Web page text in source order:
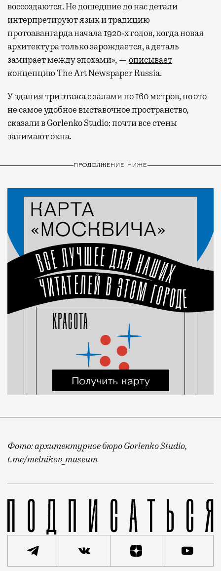
воссоздаются. Не дошедшие до нас детали
интерпретируют язык и традицию
протоавангарда начала 1920‑х годов, когда новая
архитектура только зарождается, а деталь
замирает между эпохами», — описывает
концепцию The Art Newspaper Russia.
У здания три этажа с залами по 160 метров, но это
не самое удобное выставочное пространство,
сказали в Gorlenko Studio: почти все стены
занимают окна.
ПРОДОЛЖЕНИЕ НИЖЕ
Фото: архитектурное бюро Gorlenko Studio,
t.me/melnikov_museum
Бывшая контора Ново-Сухаревского рынка была